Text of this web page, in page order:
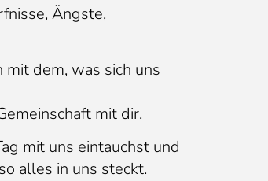
Ängste,
dem, was sich uns
mit dir.
mit uns eintauchst und
alles in uns steckt.